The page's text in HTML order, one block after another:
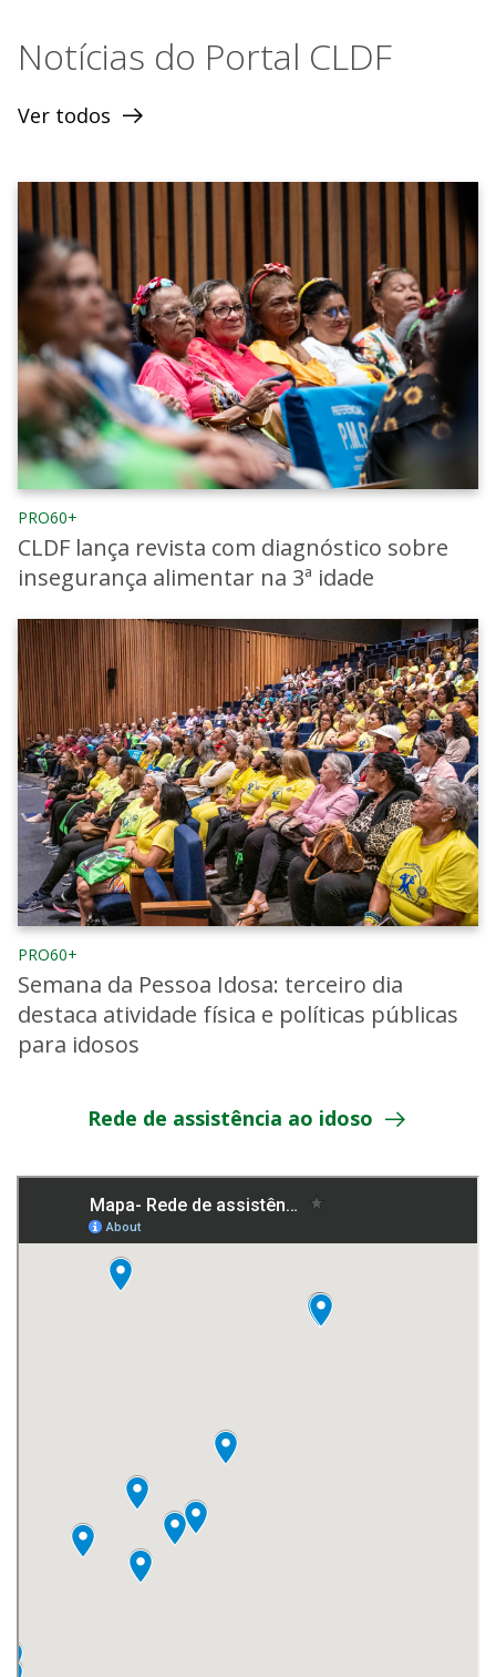
Notícias do Portal CLDF
Ver todos
PRO60+
CLDF lança revista com diagnóstico sobre
insegurança alimentar na 3ª idade
PRO60+
Semana da Pessoa Idosa: terceiro dia
destaca atividade física e políticas públicas
para idosos
Rede de assistência ao idoso